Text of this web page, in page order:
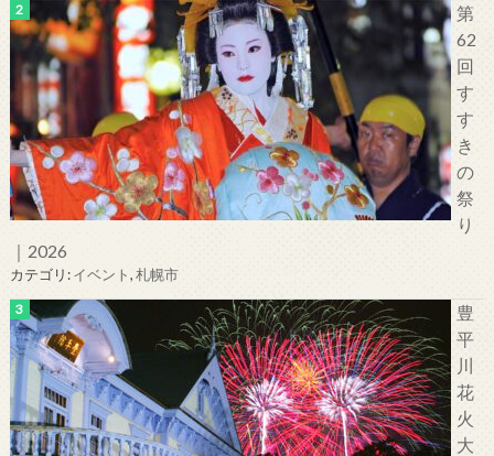
第
62
回
す
す
き
の
祭
り
｜2026
カテゴリ:イベント,札幌市
豊
平
川
花
火
大